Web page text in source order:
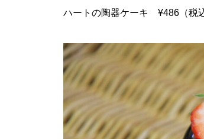
赤ふんどしが
神社の風除祭
ハートの陶器ケーキ ¥486（税